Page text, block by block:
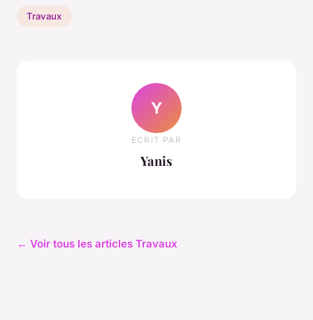
Travaux
Y
ECRIT PAR
Yanis
← Voir tous les articles Travaux